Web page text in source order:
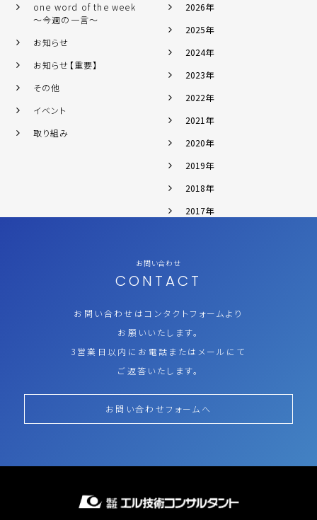
one word of the week
～今週の一言～
お知らせ
お知らせ【重要】
その他
イベント
取り組み
2026年
2025年
2024年
2023年
2022年
2021年
2020年
2019年
2018年
2017年
お問い合わせ
CONTACT
お問い合わせはコンタクトフォームより
お願いいたします。
3営業日以内にお電話またはメールにて
ご返答いたします。
お問い合わせフォームへ